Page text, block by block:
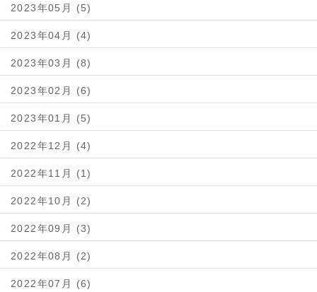
2023年05月 (5)
2023年04月 (4)
2023年03月 (8)
2023年02月 (6)
2023年01月 (5)
2022年12月 (4)
2022年11月 (1)
2022年10月 (2)
2022年09月 (3)
2022年08月 (2)
2022年07月 (6)